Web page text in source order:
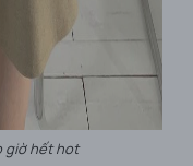
giờ hết hot